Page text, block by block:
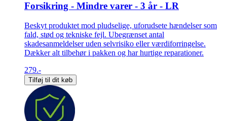
Forsikring - Mindre varer - 3 år - LR
Beskyt produktet mod pludselige, uforudsete hændelser som
fald, stød og tekniske fejl. Ubegrænset antal
skadesanmeldelser uden selvrisiko eller værdiforringelse.
Dækker alt tilbehør i pakken og har hurtige reparationer.
279.-
Tilføj til dit køb